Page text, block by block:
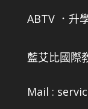
ABTV ．升
藍艾比國際
Mail :